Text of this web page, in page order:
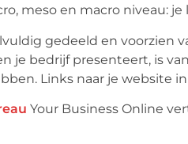
meso en macro niveau:
gedeeld en voorzien
en je bedrijf presenteert, is
Links naar je website
Your Business Online